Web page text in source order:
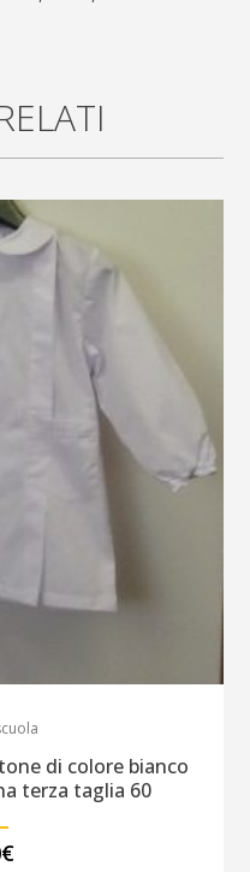
di colore bianco
terza taglia 60
€